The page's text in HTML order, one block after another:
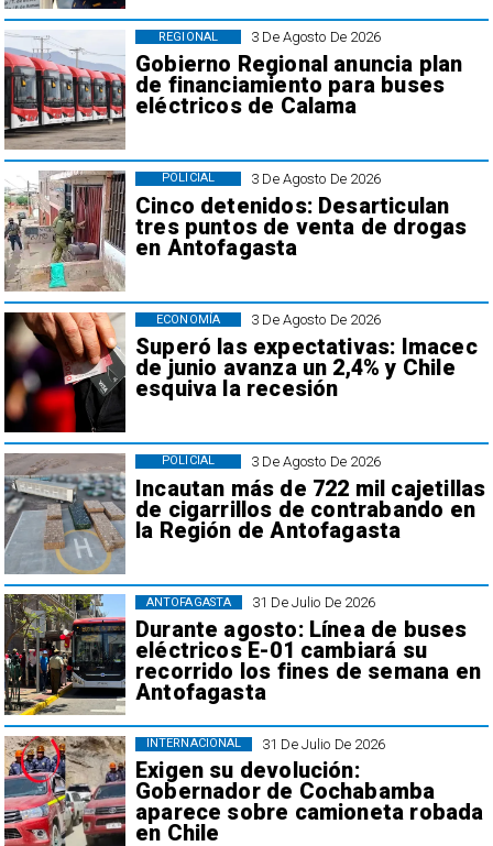
3 De Agosto De 2026
Gobierno Regional anuncia plan
de financiamiento para buses
eléctricos de Calama
REGIONAL
3 De Agosto De 2026
Cinco detenidos: Desarticulan
tres puntos de venta de drogas
en Antofagasta
POLICIAL
3 De Agosto De 2026
Superó las expectativas: Imacec
de junio avanza un 2,4% y Chile
esquiva la recesión
ECONOMÍA
3 De Agosto De 2026
Incautan más de 722 mil cajetillas
de cigarrillos de contrabando en
la Región de Antofagasta
POLICIAL
31 De Julio De 2026
Durante agosto: Línea de buses
eléctricos E-01 cambiará su
recorrido los fines de semana en
Antofagasta
ANTOFAGASTA
31 De Julio De 2026
Exigen su devolución:
Gobernador de Cochabamba
aparece sobre camioneta robada
en Chile
INTERNACIONAL